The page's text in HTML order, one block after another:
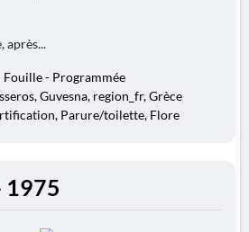
après...
Fouille - Programmée
Guvesna, region_fr, Grèce
Parure/toilette, Flore
1975